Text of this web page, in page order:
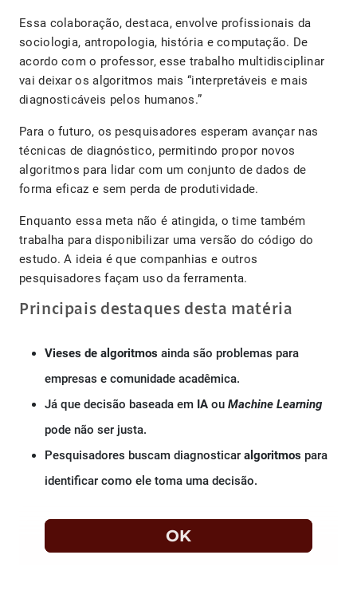
Essa colaboração, destaca, envolve profissionais da
sociologia, antropologia, história e computação. De
acordo com o professor, esse trabalho multidisciplinar
vai deixar os algoritmos mais “interpretáveis e mais
diagnosticáveis pelos humanos.”
Para o futuro, os pesquisadores esperam avançar nas
técnicas de diagnóstico, permitindo propor novos
algoritmos para lidar com um conjunto de dados de
forma eficaz e sem perda de produtividade.
Enquanto essa meta não é atingida, o time também
trabalha para disponibilizar uma versão do código do
estudo. A ideia é que companhias e outros
pesquisadores façam uso da ferramenta.
Principais destaques desta matéria
Vieses de algoritmos ainda são problemas para
empresas e comunidade acadêmica.
Já que decisão baseada em IA ou Machine Learning
pode não ser justa.
Pesquisadores buscam diagnosticar algoritmos para
identificar como ele toma uma decisão.